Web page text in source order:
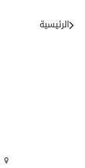
الرئيسية